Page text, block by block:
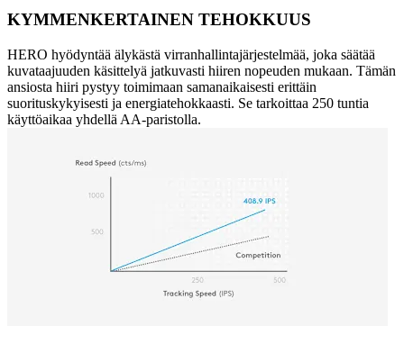
KYMMENKERTAINEN TEHOKKUUS
HERO hyödyntää älykästä virranhallintajärjestelmää, joka säätää
kuvataajuuden käsittelyä jatkuvasti hiiren nopeuden mukaan. Tämän
ansiosta hiiri pystyy toimimaan samanaikaisesti erittäin
suorituskykyisesti ja energiatehokkaasti. Se tarkoittaa 250 tuntia
käyttöaikaa yhdellä AA-paristolla.